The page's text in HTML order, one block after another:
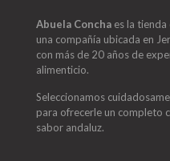
Abuela Concha es la tienda
una compañía ubicada en
con más de 20 años de
alimenticio.
Seleccionamos
para ofrecerle un completo
sabor andaluz.